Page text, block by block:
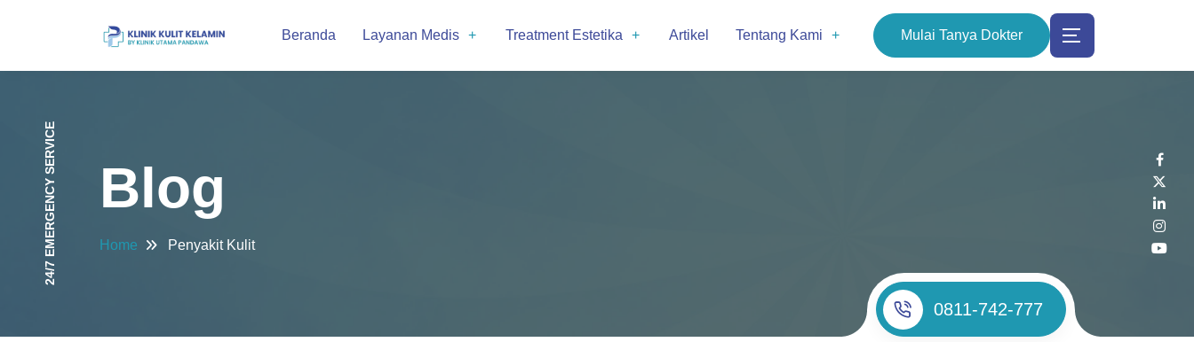
Beranda Layanan Medis Treatment Estetika Artikel Tentang Kami Mulai Tanya Dokter
Blog
Home Penyakit Kulit
0811-742-777
24/7 EMERGENCY SERVICE